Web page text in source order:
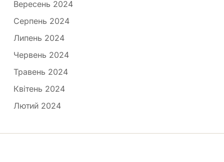
Вересень 2024
Серпень 2024
Липень 2024
Червень 2024
Травень 2024
Квітень 2024
Лютий 2024